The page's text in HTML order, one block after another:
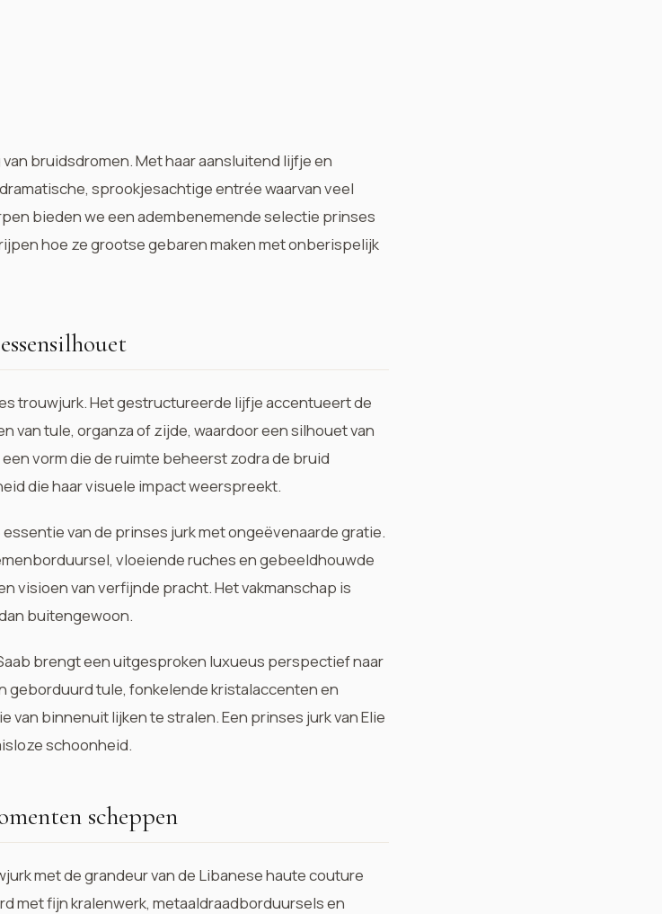
bruidsdromen. Met haar aansluitend lijfje en
sprookjesachtige entrée waarvan veel
bieden we een adembenemende selectie prinses
hoe ze grootse gebaren maken met onberispelijk
trouwjurk. Het gestructureerde lijfje accentueert de
van tule, organza of zijde, waardoor een silhouet van
vorm die de ruimte beheerst zodra de bruid
die haar visuele impact weerspreekt.
essentie van de prinses jurk met ongeëvenaarde gratie.
vloeiende ruches en gebeeldhouwde
visioen van verfijnde pracht. Het vakmanschap is
buitengewoon.
brengt een uitgesproken luxueus perspectief naar
geborduurd tule, fonkelende kristalaccenten en
binnenuit lijken te stralen. Een prinses jurk van Elie
schoonheid.
scheppen
met de grandeur van de Libanese haute couture
met fijn kralenwerk, metaaldraadborduursels en